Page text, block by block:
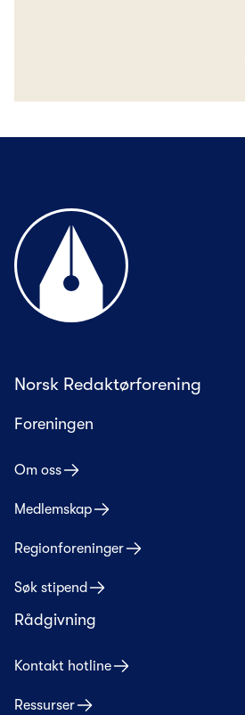
Til forsiden
Norsk Redaktørforening
Foreningen
Om oss
Medlemskap
Regionforeninger
Søk stipend
Rådgivning
Kontakt hotline
Ressurser